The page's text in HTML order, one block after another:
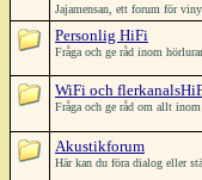
Jajamensan, ett forum för
Personlig HiFi
Fråga och ge råd inom
WiFi och
Fråga och ge råd om allt
Akustikforum
Här kan du föra dialog eller